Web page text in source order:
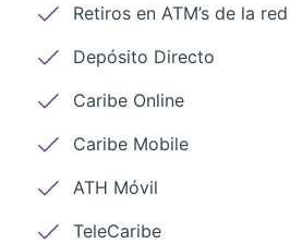
Retiros en ATM’s de la
Depósito Directo
Caribe Online
Caribe Mobile
ATH Móvil
TeleCaribe